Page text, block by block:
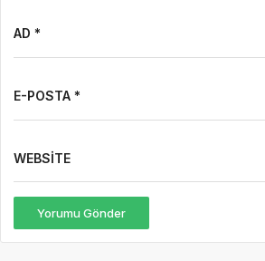
AD *
E-POSTA *
WEBSITE
Yorumu Gönder